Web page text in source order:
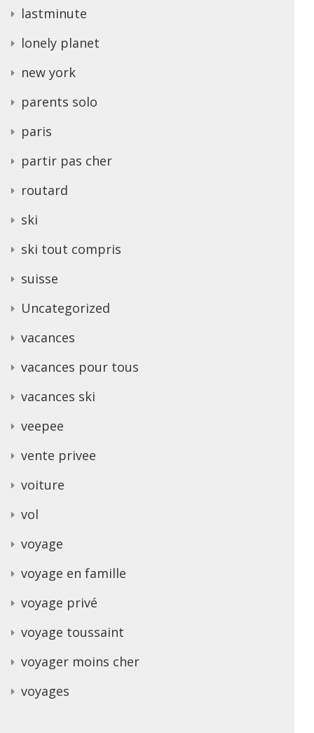
lastminute
lonely planet
new york
parents solo
paris
partir pas cher
routard
ski
ski tout compris
suisse
Uncategorized
vacances
vacances pour tous
vacances ski
veepee
vente privee
voiture
vol
voyage
voyage en famille
voyage privé
voyage toussaint
voyager moins cher
voyages